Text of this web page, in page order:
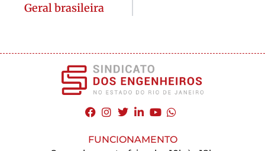
Geral brasileira
FUNCIONAMENTO